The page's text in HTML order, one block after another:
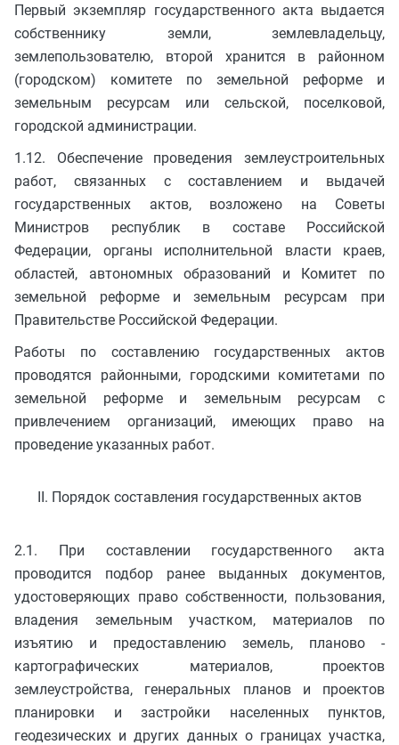
Первый экземпляр государственного акта выдается
собственнику земли, землевладельцу,
землепользователю, второй хранится в районном
(городском) комитете по земельной реформе и
земельным ресурсам или сельской, поселковой,
городской администрации.
1.12. Обеспечение проведения землеустроительных
работ, связанных с составлением и выдачей
государственных актов, возложено на Советы
Министров республик в составе Российской
Федерации, органы исполнительной власти краев,
областей, автономных образований и Комитет по
земельной реформе и земельным ресурсам при
Правительстве Российской Федерации.
Работы по составлению государственных актов
проводятся районными, городскими комитетами по
земельной реформе и земельным ресурсам с
привлечением организаций, имеющих право на
проведение указанных работ.
II. Порядок составления государственных актов
2.1. При составлении государственного акта
проводится подбор ранее выданных документов,
удостоверяющих право собственности, пользования,
владения земельным участком, материалов по
изъятию и предоставлению земель, планово -
картографических материалов, проектов
землеустройства, генеральных планов и проектов
планировки и застройки населенных пунктов,
геодезических и других данных о границах участка,